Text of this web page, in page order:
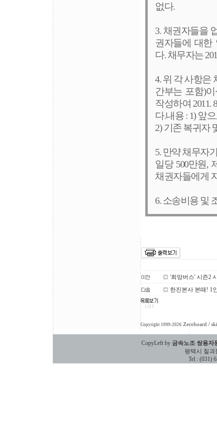
없다.
3. 채권자들을
권자들에 대한
다. 채무자는
4. 위 각 사항은
간부는 포함)
작성하여 2011.
다.내용 : 1) 앞
2) 기존 복귀자
5. 만약 채무자
일당 500만원,
채권자들에게
6. 소송비용 및
'희망버스' 시즌2
한진본사 본때! 1
Copyright 1999-2026 Zeroboard /
CopyLeft by 금속노조 쌍용자
평택시 칠괴동
Tel : (031)